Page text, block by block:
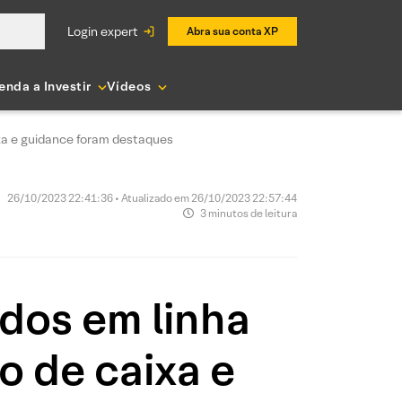
login expert Abra sua conta XP
a Investir Vídeos
e guidance foram destaques
26/10/2023 22:41:36 • Atualizado em 26/10/2023 22:57:44
3 minutos de leitura
em linha
de caixa e